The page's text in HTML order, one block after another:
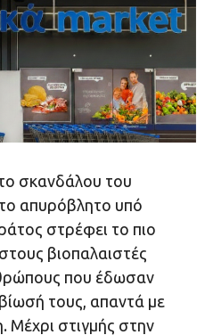
σκανδάλου του
απυρόβλητο υπό
στρέφει το πιο
βιοπαλαιστές
που έδωσαν
τους, απαντά με
Μέχρι στιγμής στην